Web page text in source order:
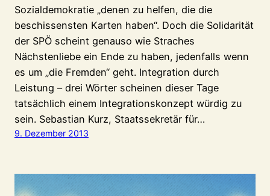
Sozialdemokratie „denen zu helfen, die die
beschissensten Karten haben“. Doch die Solidarität
der SPÖ scheint genauso wie Straches
Nächstenliebe ein Ende zu haben, jedenfalls wenn
es um „die Fremden“ geht. Integration durch
Leistung – drei Wörter scheinen dieser Tage
tatsächlich einem Integrationskonzept würdig zu
sein. Sebastian Kurz, Staatssekretär für…
9. Dezember 2013